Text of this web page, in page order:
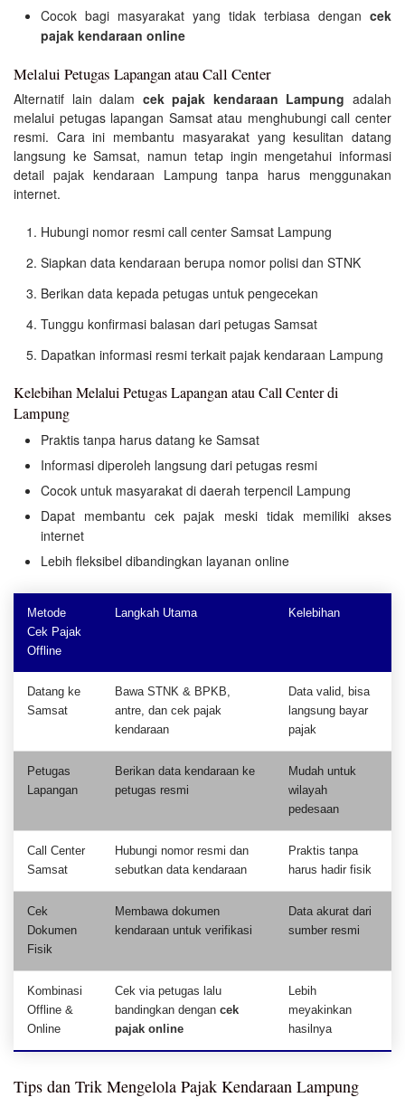
Cocok bagi masyarakat yang tidak terbiasa dengan cek
pajak kendaraan online
Melalui Petugas Lapangan atau Call Center
Alternatif lain dalam cek pajak kendaraan Lampung adalah
melalui petugas lapangan Samsat atau menghubungi call center
resmi. Cara ini membantu masyarakat yang kesulitan datang
langsung ke Samsat, namun tetap ingin mengetahui informasi
detail pajak kendaraan Lampung tanpa harus menggunakan
internet.
Hubungi nomor resmi call center Samsat Lampung
Siapkan data kendaraan berupa nomor polisi dan STNK
Berikan data kepada petugas untuk pengecekan
Tunggu konfirmasi balasan dari petugas Samsat
Dapatkan informasi resmi terkait pajak kendaraan Lampung
Kelebihan Melalui Petugas Lapangan atau Call Center di
Lampung
Praktis tanpa harus datang ke Samsat
Informasi diperoleh langsung dari petugas resmi
Cocok untuk masyarakat di daerah terpencil Lampung
Dapat membantu cek pajak meski tidak memiliki akses
internet
Lebih fleksibel dibandingkan layanan online
Metode
Cek Pajak
Offline
Langkah Utama Kelebihan
Datang ke
Samsat
Bawa STNK & BPKB,
antre, dan cek pajak
kendaraan
Data valid, bisa
langsung bayar
pajak
Petugas
Lapangan
Berikan data kendaraan ke
petugas resmi
Mudah untuk
wilayah
pedesaan
Call Center
Samsat
Hubungi nomor resmi dan
sebutkan data kendaraan
Praktis tanpa
harus hadir fisik
Cek
Dokumen
Fisik
Membawa dokumen
kendaraan untuk verifikasi
Data akurat dari
sumber resmi
Kombinasi
Offline &
Online
Cek via petugas lalu
bandingkan dengan cek
pajak online
Lebih
meyakinkan
hasilnya
Tips dan Trik Mengelola Pajak Kendaraan Lampung